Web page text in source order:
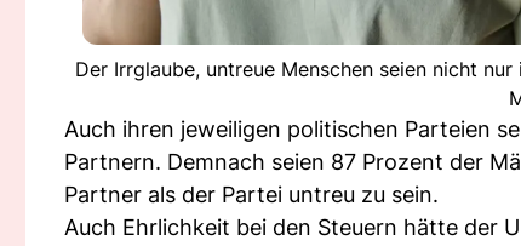
Der Irrglaube, untreue Menschen seien nicht
Auch ihren jeweiligen politischen Parteien
Partnern. Demnach seien 87 Prozent der
Partner als der Partei untreu zu sein.
Auch Ehrlichkeit bei den Steuern hätte der